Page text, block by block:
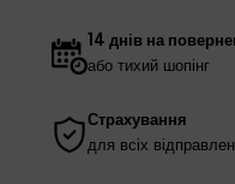
14 днів на
або тихий шопінг
Страхування
для всіх